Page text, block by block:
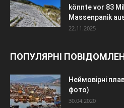
könnte vor 83
Massenpanik
22.11.2025
ПОПУЛЯРНІ
Неймовірні
фото)
30.04.2020